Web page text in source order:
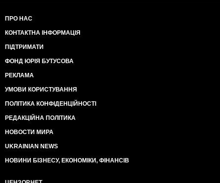
ПРО НАС
КОНТАКТНА ІНФОРМАЦІЯ
ПІДТРИМАТИ
ФОНД ЮРІЯ БУТУСОВА
РЕКЛАМА
УМОВИ КОРИСТУВАННЯ
ПОЛІТИКА КОНФІДЕНЦІЙНОСТІ
РЕДАКЦІЙНА ПОЛІТИКА
НОВОСТИ МИРА
UKRAINIAN NEWS
НОВИНИ БІЗНЕСУ, ЕКОНОМІКИ, ФІНАНСІВ